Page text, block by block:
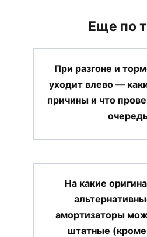
Еще по
При разгоне и
уходит влево —
причины и что
На какие
амортизаторы
штатные